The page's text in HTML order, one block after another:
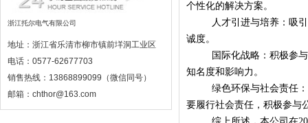
浙江托尔电气有限公司
地址：浙江省乐清市柳市镇前垟洞工业区
电话：0577-62677703
销售热线：13868899099（微信同号）
邮箱：chthor@163.com
个性化的解决方案。
人才引进与培养：吸
诚度。
国际化战略：积极参
知名度和影响力。
绿色环保与社会责任
要履行社会责任，积极参与